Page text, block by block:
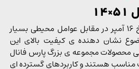
دیواری پنج شاخ 16 آمپر در مقابل عوامل محیطی بسیار
دهنده ی کیفیت بالای این
مجموعه ی بزرگ پارس فانال
هستند و کاربردهای گسترده ای